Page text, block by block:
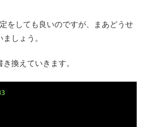
をしても良いのですが、まあどうせ
しょう。
換えていきます。